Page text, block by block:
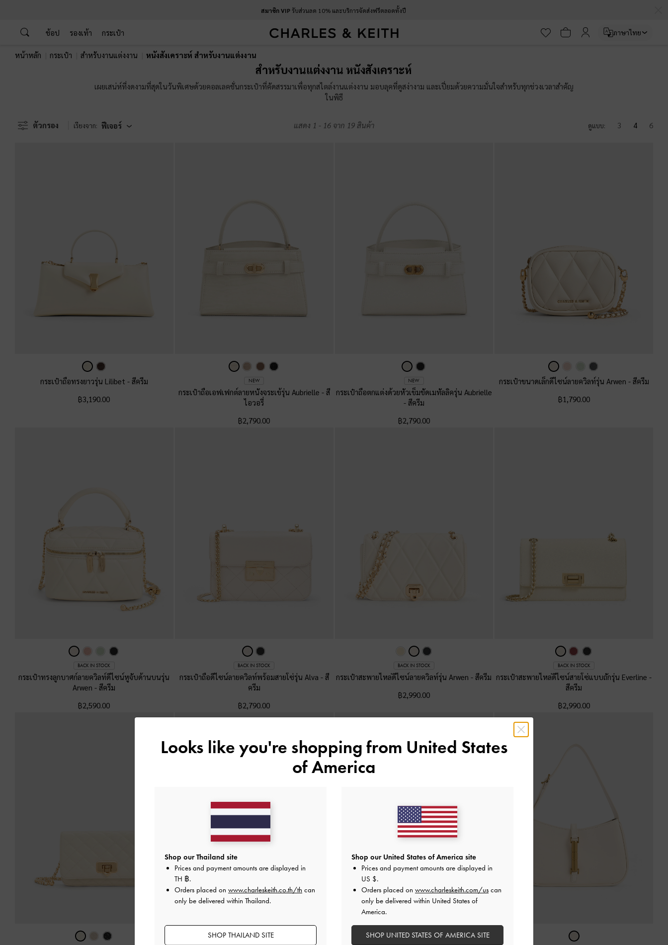
สมาชิก VIPรับส่วนลด 10% และบริการจัดส่งฟรีตลอดทั้งปี
ช้อป รองเท้า กระเป๋า ภาษาไทย
หน้าหลัก กระเป๋า สำหรับงานแต่งงาน หนังสังเคราะห์ สำหรับงานแต่งงาน
สำหรับงานแต่งงาน หนังสังเคราะห์
เผยเสน่ห์ที่งดงามที่สุดในวันพิเศษด้วยคอลเลคชั่นกระเป๋าที่คัดสรรมาเพื่อทุกสไตล์งานแต่งงาน มอบลุคที่ดูสง่างาม และเปี่ยมด้วยความมั่นใจสำหรับทุกช่วงเวลาสำคัญ
ในพิธี
ตัวกรอง เรียงจาก: ฟีเจอร์ แสดง 1 - 16 จาก 19 สินค้า ดูแบบ: 3 4 6
กระเป๋าถือทรงยาวรุ่น Lilibet - สีครีม
฿3,190.00
NEW
กระเป๋าถือเอฟเฟกต์ลายหนังจระเข้รุ่น Aubrielle - สี
ไอวอรี่
฿2,790.00
NEW
กระเป๋าถือตกแต่งด้วยหัวเข็มขัดเมทัลลิครุ่น Aubrielle
- สีครีม
฿2,790.00
กระเป๋าขนาดเล็กดีไซน์ลายควิลท์รุ่น Arwen - สีครีม
฿1,790.00
BACK IN STOCK
กระเป๋าทรงลูกบาศก์ลายควิลท์ดีไซน์หูจับด้านบนรุ่น
Arwen-สีครีม
฿2,590.00
BACK IN STOCK
กระเป๋าถือดีไซน์ลายควิลท์พร้อมสายโซ่รุ่น Alva - สี
ครีม
฿2,790.00
BACK IN STOCK
กระเป๋าสะพายไหล่ดีไซน์ลายควิลท์รุ่น Arwen-สีครีม
฿2,990.00
BACK IN STOCK
กระเป๋าสะพายไหล่ดีไซน์สายโซ่แบบถักรุ่น Everline-
สีครีม
฿2,990.00
Looks like you're shopping from United States
of America
Shop our Thailand site
Prices and payment amounts are displayed in
TH ฿.
Orders placed on www.charleskeith.co.th/th can
only be delivered within Thailand.
SHOP THAILAND SITE
Shop our United States of America site
Prices and payment amounts are displayed in
US $.
Orders placed on www.charleskeith.com/us can
only be delivered within United States of
America.
SHOP UNITED STATES OF AMERICA SITE